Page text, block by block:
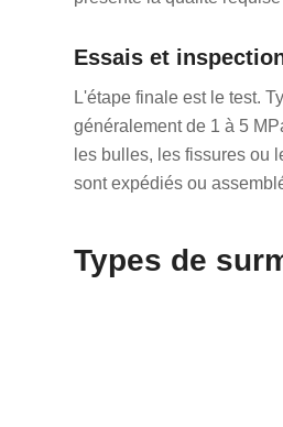
Essais et
L'étape finale est le test.
généralement de 1 à 5
les bulles, les fissures ou
sont expédiés ou
Types de